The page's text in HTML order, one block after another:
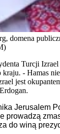
domena
Turcji Izrael
- Hamas
jest
Jerusalem
prowadzą
do winą